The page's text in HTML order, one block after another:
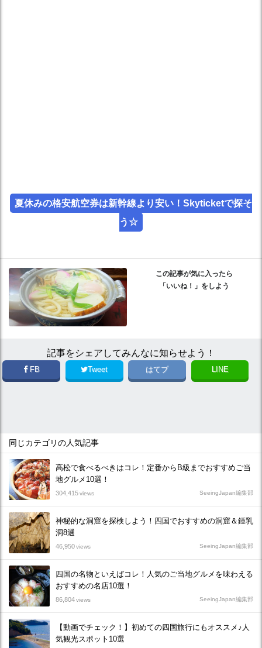
夏休みの格安航空券は新幹線より安い！Skyticketで探そ
う☆
この記事が気に入ったら
「いいね！」をしよう
記事をシェアしてみんなに知らせよう！
FB Tweet はてブ LINE
同じカテゴリの人気記事
高松で食べるべきはコレ！定番からB級までおすすめご当
地グルメ10選！
304,415views SeeingJapan編集部
神秘的な洞窟を探検しよう！四国でおすすめの洞窟＆鍾乳
洞8選
46,950views SeeingJapan編集部
四国の名物といえばコレ！人気のご当地グルメを味わえる
おすすめの名店10選！
86,804views SeeingJapan編集部
【動画でチェック！】初めての四国旅行にもオススメ♪人
気観光スポット10選